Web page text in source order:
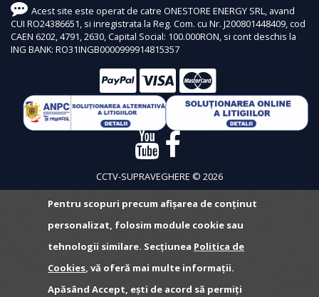
Acest site este operat de catre ONESTORE ENERGY SRL, avand
CUI RO24386651, si inregistrata la Reg. Com. cu Nr. J200801448409, cod
CAEN 6202, 4791, 2630, Capital Social: 100.000RON, si cont deschis la
ING BANK: RO31INGB0000999914815357
CCTV-SUPRAVEGHERE © 2026
Pentru scopuri precum afișarea de conținut
personalizat, folosim module cookie sau
tehnologii similare. Secțiunea Politica de
Cookies, vă oferă mai multe informații.
Apăsând Accept, ești de acord să permiți